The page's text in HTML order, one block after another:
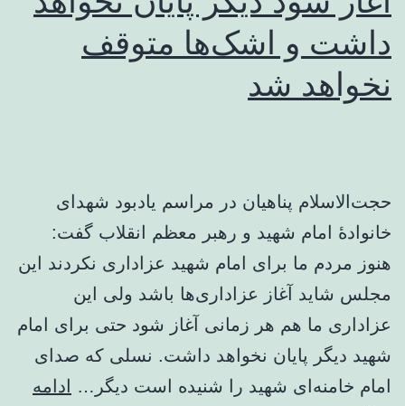
داشت و اشک‌ها متوقف
نخواهد شد
حجت‌الاسلام پناهیان در مراسم یادبود شهدای
خانوادۀ امام شهید و رهبر معظم انقلاب گفت:
هنوز مردم ما برای امام شهید عزاداری نکردند این
مجلس شاید آغاز عزاداری‌ها باشد ولی این
عزاداری ما هم هر زمانی آغاز شود حتی برای امام
شهید دیگر پایان نخواهد داشت. نسلی که صدای
امام خامنه‌ای شهید را شنیده است دیگر… ادامه